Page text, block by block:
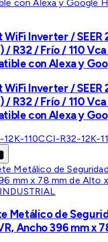
WiFi Inverter / SEER
/ R32 / Frío / 110
con Alexa y
WiFi Inverter / SEER
/ R32 / Frío / 110
con Alexa y
110CCI-R32-12K-
Metálico de
Ancho 396 mm x